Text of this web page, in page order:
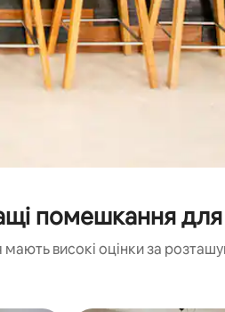
помешкання для
високі оцінки за